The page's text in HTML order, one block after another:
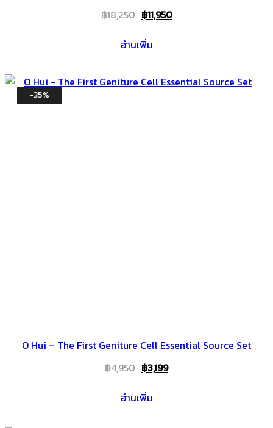
฿18,250 Original
was:
฿11,950Current
อ่านเพิ่ม
-35%
O Hui – The First Geniture Cell Essential Source Set
฿4,950 Original
was:
฿3,199Current
อ่านเพิ่ม